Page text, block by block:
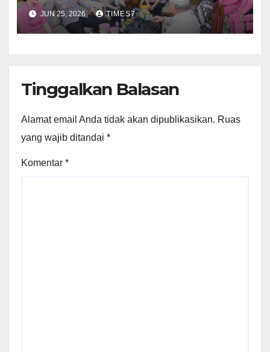
Personel Sakit, Wujud
Kepedulian di Hari
Bhayangkara ke-80
JUN 25, 2026 TIMES7
Tinggalkan Balasan
Alamat email Anda tidak akan dipublikasikan. Ruas
yang wajib ditandai *
Komentar *